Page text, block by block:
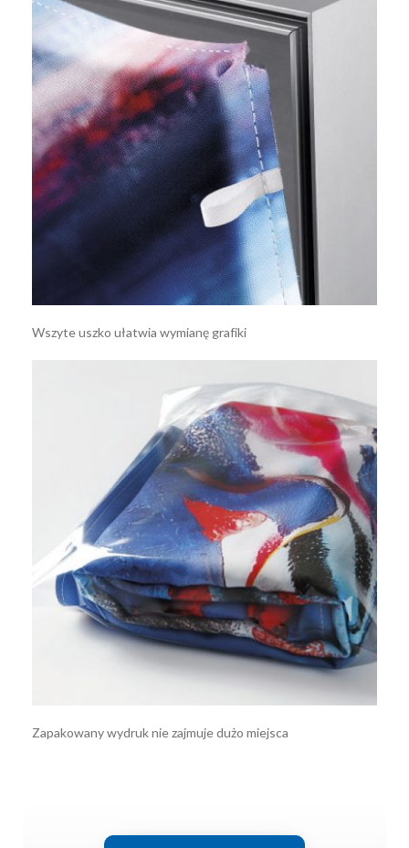
Wszyte uszko ułatwia wymianę grafiki
Zapakowany wydruk nie zajmuje dużo miejsca